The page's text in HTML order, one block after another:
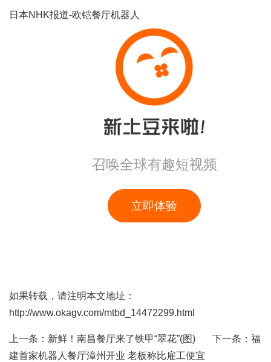
日本NHK报道-欧铠餐厅机器人
如果转载，请注明本文地址：
http://www.okagv.com/mtbd_14472299.html
上一条： 新鲜！南昌餐厅来了铁甲“翠花”(图) 下一条： 福
建首家机器人餐厅漳州开业 老板称比雇工便宜